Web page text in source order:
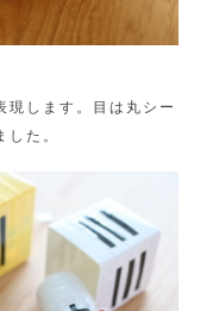
します。目は丸シー
た。